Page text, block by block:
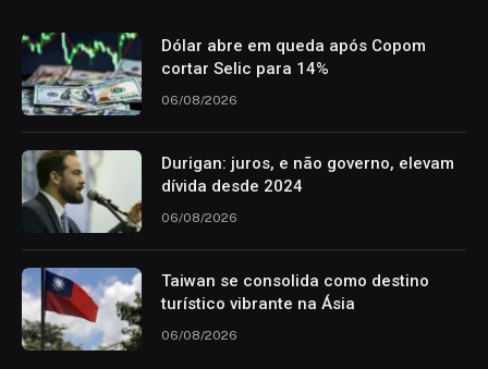
Dólar abre em queda após Copom
cortar Selic para 14%
06/08/2026
Durigan: juros, e não governo, elevam
dívida desde 2024
06/08/2026
Taiwan se consolida como destino
turístico vibrante na Ásia
06/08/2026